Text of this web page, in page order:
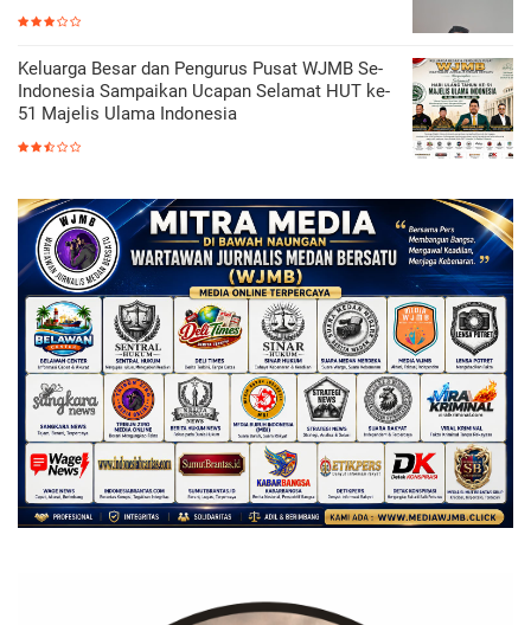
Keluarga Besar dan Pengurus Pusat WJMB Se-
Indonesia Sampaikan Ucapan Selamat HUT ke-
51 Majelis Ulama Indonesia